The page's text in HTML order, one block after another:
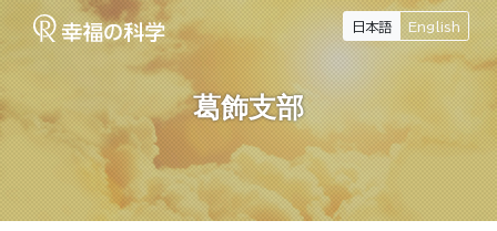
日本語 English
葛飾支部